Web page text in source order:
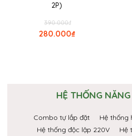
2P)
₫
390.000
₫
280.000
HỆ THỐNG
Combo tự lắp đặt
Hệ thống
Hệ thống độc lập 220V
Hệ